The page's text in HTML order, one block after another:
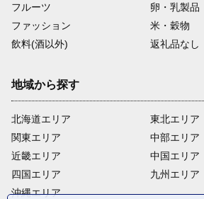
フルーツ
卵・乳製品
ファッション
米・穀物
飲料(酒以外)
返礼品なし
地域から探す
北海道エリア
関東エリア
近畿エリア
四国エリア
沖縄エリア
東北エリア
中部エリア
中国エリア
九州エリア